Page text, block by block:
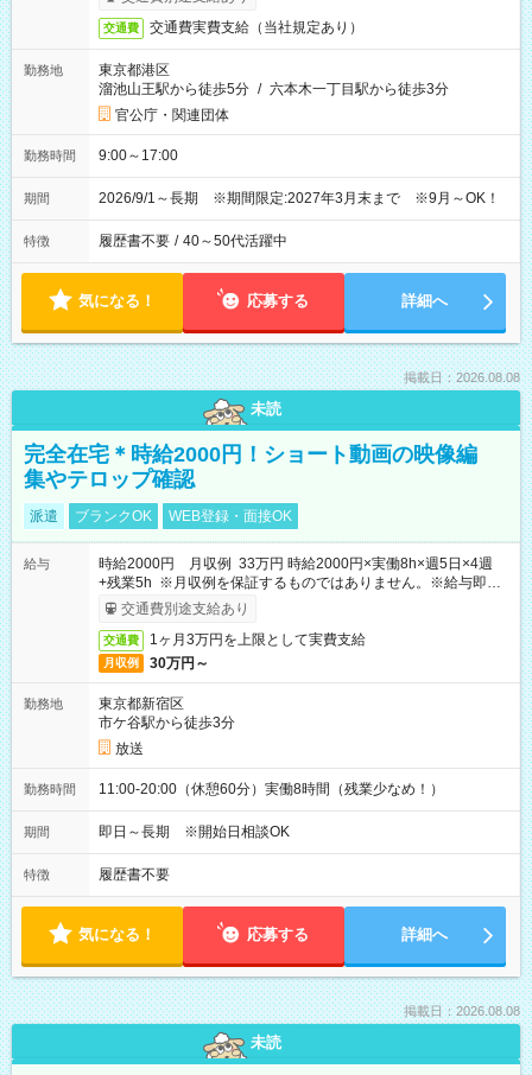
交通費 交通費実費支給（当社規定あり）
勤務地
東京都港区
溜池山王駅から徒歩5分 / 六本木一丁目駅から徒歩3分
官公庁・関連団体
勤務時間 9:00～17:00
期間 2026/9/1～長期 ※期間限定:2027年3月末まで ※9月～OK！
特徴 履歴書不要 / 40～50代活躍中
気になる！ 応募する 詳細へ
掲載日：2026.08.08
未読
完全在宅＊時給2000円！ショート動画の映像編
集やテロップ確認
派遣 ブランクOK WEB登録・面接OK
給与
時給2000円 月収例 33万円 時給2000円×実働8h×週5日×4週
+残業5h ※月収例を保証するものではありません。※給与即受
取りサービス利用可（利用条件有）
交通費別途支給あり
交通費 1ヶ月3万円を上限として実費支給
月収例 30万円～
勤務地
東京都新宿区
市ケ谷駅から徒歩3分
放送
勤務時間 11:00-20:00（休憩60分）実働8時間（残業少なめ！）
期間 即日～長期 ※開始日相談OK
特徴 履歴書不要
気になる！ 応募する 詳細へ
掲載日：2026.08.08
未読